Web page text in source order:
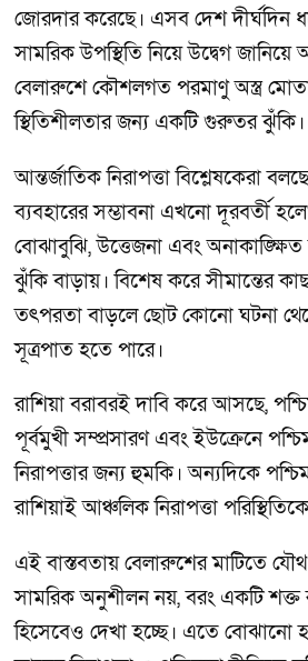
জোরদার করেছে। এসব দেশ দীর্ঘদিন
সামরিক উপস্থিতি নিয়ে উদ্বেগ
বেলারুশে কৌশলগত পরমাণু অস্ত্র
স্থিতিশীলতার জন্য একটি গুরুতর ঝুঁকি।
আন্তর্জাতিক নিরাপত্তা বিশ্লেষকেরা
ব্যবহারের সম্ভাবনা এখনো দূরবর্তী
বোঝাবুঝি, উত্তেজনা এবং অনাকাঙ্ক্ষিত
ঝুঁকি বাড়ায়। বিশেষ করে সীমান্তের
তৎপরতা বাড়লে ছোট কোনো ঘটনা
সূত্রপাত হতে পারে।
রাশিয়া বরাবরই দাবি করে আসছে,
পূর্বমুখী সম্প্রসারণ এবং ইউক্রেনে
নিরাপত্তার জন্য হুমকি। অন্যদিকে
রাশিয়াই আঞ্চলিক নিরাপত্তা
এই বাস্তবতায় বেলারুশের মাটিতে
সামরিক অনুশীলন নয়, বরং একটি শক্ত
হিসেবেও দেখা হচ্ছে। এতে বোঝানো